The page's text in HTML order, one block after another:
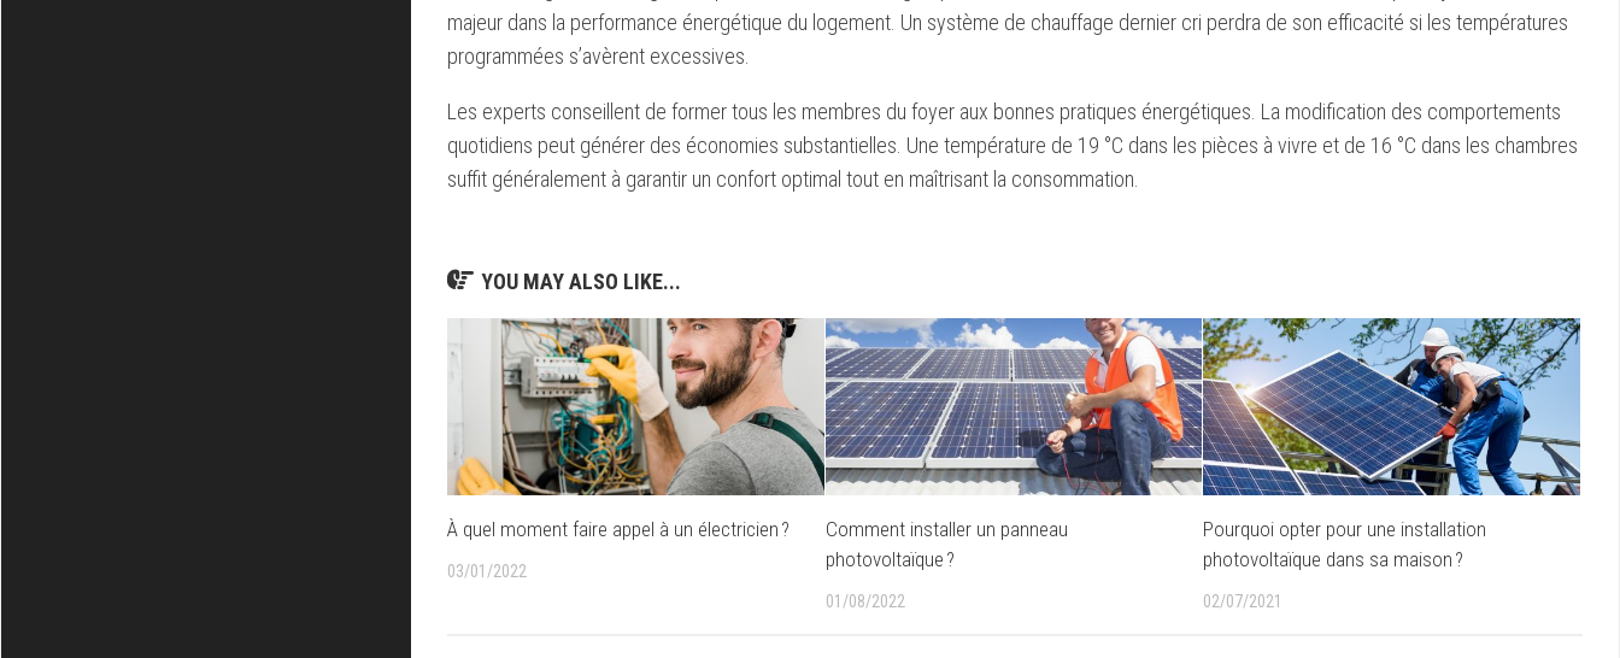
majeur dans la performance énergétique du logement. Un système de chauffage dernier cri perdra de son efficacité si les températures
programmées s’avèrent excessives.
Les experts conseillent de former tous les membres du foyer aux bonnes pratiques énergétiques. La modification des comportements
quotidiens peut générer des économies substantielles. Une température de 19 °C dans les pièces à vivre et de 16 °C dans les chambres
suffit généralement à garantir un confort optimal tout en maîtrisant la consommation.
YOU MAY ALSO LIKE...
À quel moment faire appel à un électricien ?
03/01/2022
Comment installer un panneau
photovoltaïque ?
01/08/2022
Pourquoi opter pour une installation
photovoltaïque dans sa maison ?
02/07/2021